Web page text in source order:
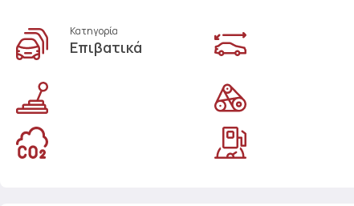
Κατηγορία
Επιβατικά